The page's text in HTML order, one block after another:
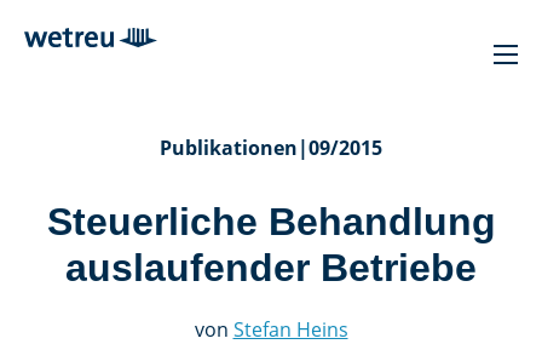
Publikationen|09/2015
Steuerliche Behandlung
auslaufender Betriebe
von Stefan Heins